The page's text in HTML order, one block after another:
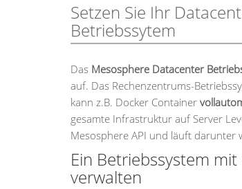
Setzen Sie Ihr
Betriebssytem
Das Mesosphere Datacenter
auf. Das Rechenzentrums-
kann z.B. Docker Container
gesamte Infrastruktur auf Server
Mesosphere API und läuft darunter
Ein Betriebssystem
verwalten